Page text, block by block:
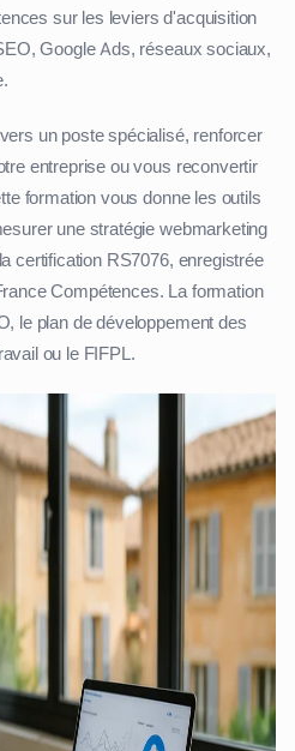
sur les leviers d'acquisition
Google Ads, réseaux sociaux,
un poste spécialisé, renforcer
entreprise ou vous reconvertir
formation vous donne les outils
une stratégie webmarketing
certification RS7076, enregistrée
Compétences. La formation
le plan de développement des
ou le FIFPL.